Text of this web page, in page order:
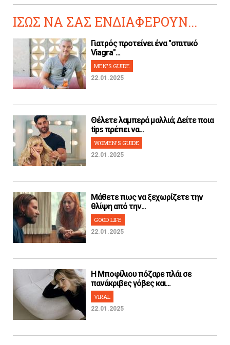
ΙΣΩΣ ΝΑ ΣΑΣ ΕΝΔΙΑΦΕΡΟΥΝ...
Γιατρός προτείνει ένα "σπιτικό
Viagra"...
MEN'S GUIDE
22.01.2025
Θέλετε λαμπερά μαλλιά; Δείτε ποια
tips πρέπει να...
WOMEN'S GUIDE
22.01.2025
Μάθετε πως να ξεχωρίζετε την
θλίψη από την...
GOOD LIFE
22.01.2025
H Μποφίλιου πόζαρε πλάι σε
πανάκριβες γόβες και...
VIRAL
22.01.2025